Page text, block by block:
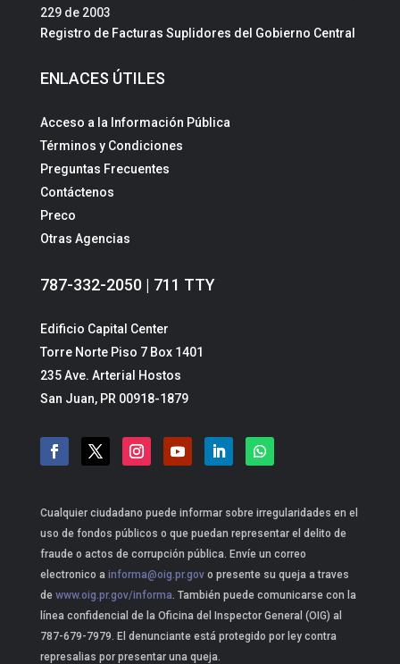
229 de 2003
Registro de Facturas Suplidores del Gobierno Central
ENLACES ÚTILES
Acceso a la Información Pública
Términos y Condiciones
Preguntas Frecuentes
Contáctenos
Preco
Otras Agencias
787-332-2050 | 711 TTY
Edificio Capital Center
Torre Norte Piso 7 Box 1401
235 Ave. Arterial Hostos
San Juan, PR 00918-1879
Cualquier ciudadano puede informar sobre irregularidades en el
uso de fondos públicos o que puedan representar el delito de
fraude o actos de corrupción pública. Envíe un correo
electronico a informa@oig.pr.govo presente su queja a traves
dewww.oig.pr.gov/informa. También puede comunicarse con la
línea confidencial de la Oficina del Inspector General (OIG) al
787-679-7979. El denunciante está protegido por ley contra
represalias por presentar una queja.